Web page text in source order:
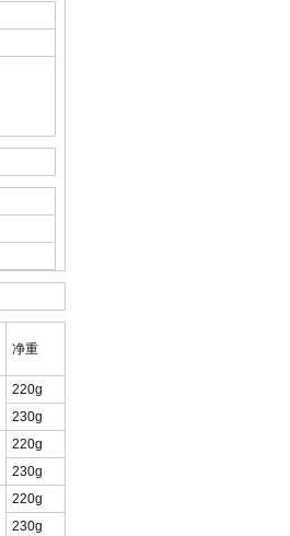
净重
220g
230g
220g
230g
220g
230g